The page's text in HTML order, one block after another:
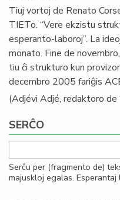
Tiuj vortoj de Renato
TIETo. “Vere ekzistu
esperanto-laboroj”. La
monato. Fine de
tiu ĉi strukturo kun
decembro 2005 fariĝis
(Adjévi Adjé, redaktoro de
SERĈO
Serĉu per (fragmento de)
majuskloj egalas.